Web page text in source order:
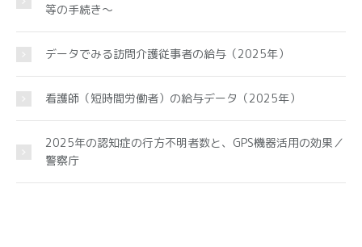
等の手続き～
データでみる訪問介護従事者の給与（2025年）
看護師（短時間労働者）の給与データ（2025年）
2025年の認知症の行方不明者数と、GPS機器活用の効果／
警察庁